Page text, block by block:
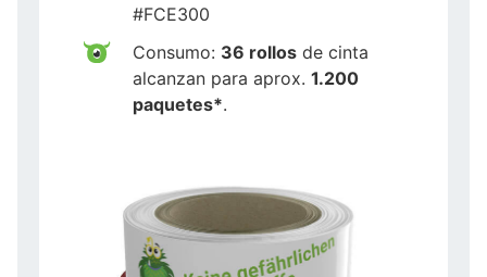
#FCE300
Consumo: 36 rollos de cinta
alcanzan para aprox. 1.200
paquetes*.